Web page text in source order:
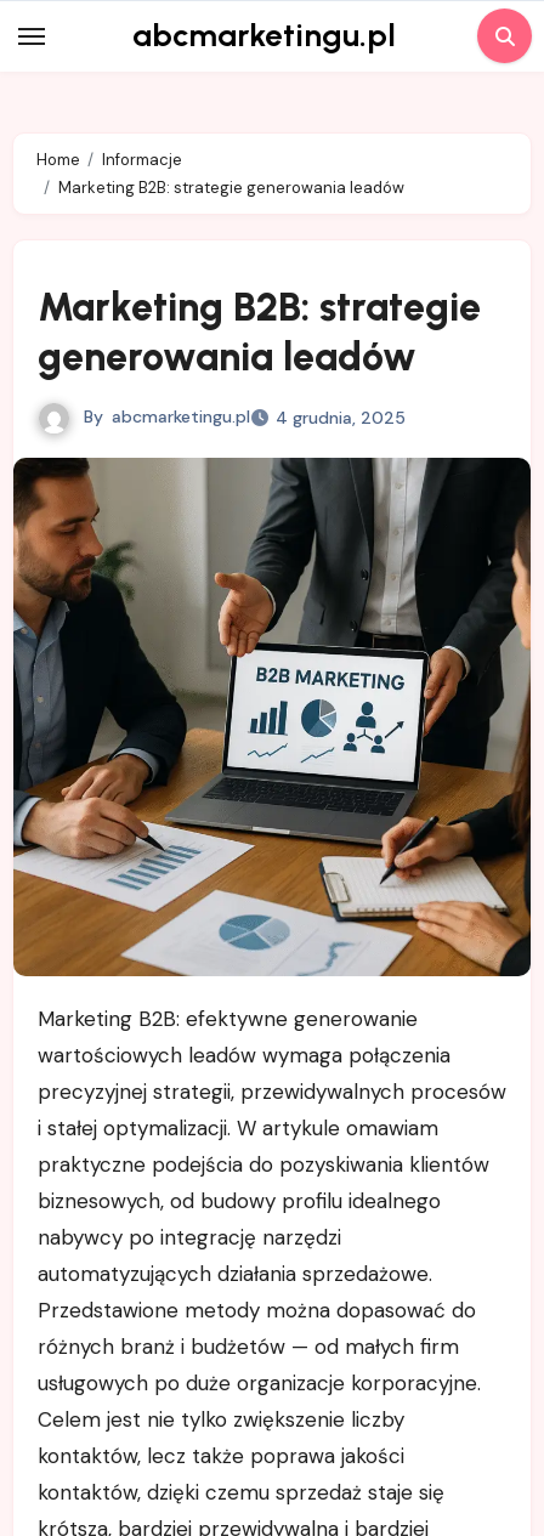
to
abcmarketingu.pl
Home
Informacje
Marketing B2B: strategie generowania leadów
Marketing B2B: strategie
generowania leadów
By abcmarketingu.pl 4 grudnia, 2025
Marketing B2B: efektywne generowanie
wartościowych leadów wymaga połączenia
precyzyjnej strategii, przewidywalnych procesów
i stałej optymalizacji. W artykule omawiam
praktyczne podejścia do pozyskiwania klientów
biznesowych, od budowy profilu idealnego
nabywcy po integrację narzędzi
automatyzujących działania sprzedażowe.
Przedstawione metody można dopasować do
różnych branż i budżetów — od małych firm
usługowych po duże organizacje korporacyjne.
Celem jest nie tylko zwiększenie liczby
kontaktów, lecz także poprawa jakości
kontaktów, dzięki czemu sprzedaż staje się
krótsza, bardziej przewidywalna i bardziej